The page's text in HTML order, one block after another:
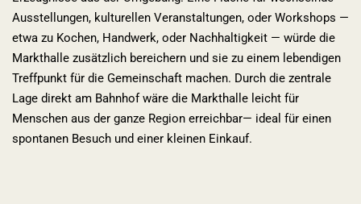
Ausstellungen, kulturellen Veranstaltungen, oder Workshops —
etwa zu Kochen, Handwerk, oder Nachhaltigkeit — würde die
Markthalle zusätzlich bereichern und sie zu einem lebendigen
Treffpunkt für die Gemeinschaft machen. Durch die zentrale
Lage direkt am Bahnhof wäre die Markthalle leicht für
Menschen aus der ganze Region erreichbar— ideal für einen
spontanen Besuch und einer kleinen Einkauf.